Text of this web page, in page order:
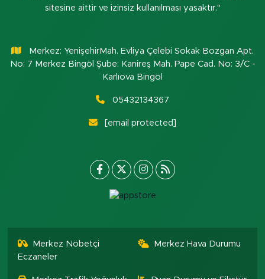
sitesine aittir ve izinsiz kullanılması yasaktır."
Merkez: YenişehirMah. Evliya Çelebi Sokak Bozgan Apt.
No: 7 Merkez Bingöl Şube: Kanireş Mah. Pape Cad. No: 3/C -
Karlıova Bingöl
05432134367
[email protected]
Merkez Nöbetçi
Eczaneler
Merkez Hava Durumu